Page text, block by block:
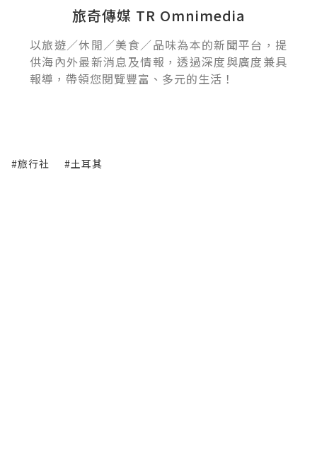
旅奇傳媒 TR Omnimedia
以旅遊／休閒／美食／品味為本的新聞平台，提
供海內外最新消息及情報，透過深度與廣度兼具
報導，帶領您閱覽豐富、多元的生活！
#旅行社 #土耳其